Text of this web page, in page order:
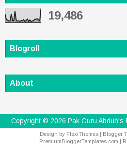
19,486
Blogroll
About
Copyright © 2026 Pak Guru Abduh's
Design by FlexiThemes | Blogger
PremiumBloggerTemplates.com |